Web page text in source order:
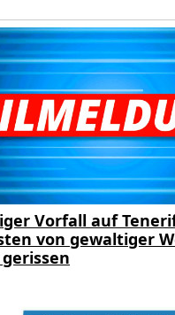
Vorfall auf
von gewaltiger